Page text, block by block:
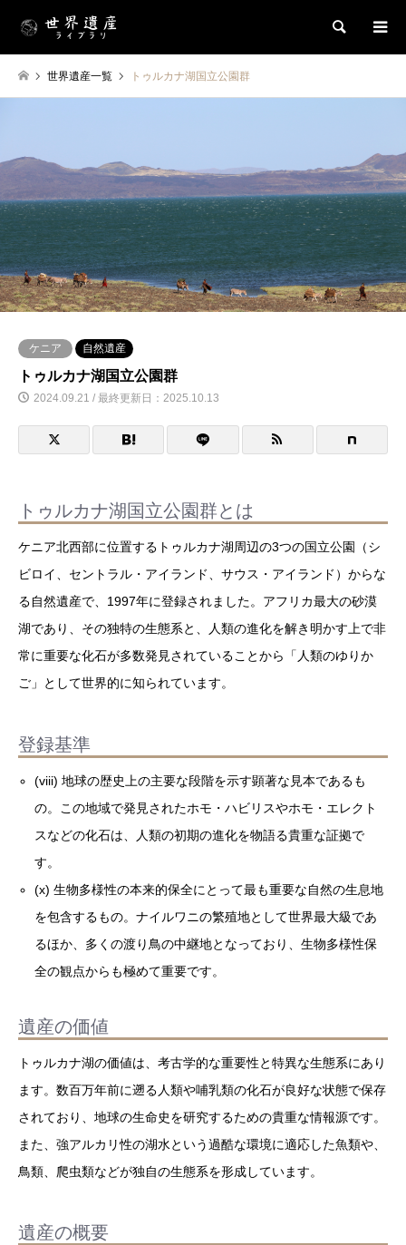
検索
世界遺産一覧 トゥルカナ湖国立公園群
ケニア 自然遺産
トゥルカナ湖国立公園群
2024.09.21 / 最終更新日：2025.10.13
トゥルカナ湖国立公園群とは
ケニア北西部に位置するトゥルカナ湖周辺の3つの国立公園（シ
ビロイ、セントラル・アイランド、サウス・アイランド）からな
る自然遺産で、1997年に登録されました。アフリカ最大の砂漠
湖であり、その独特の生態系と、人類の進化を解き明かす上で非
常に重要な化石が多数発見されていることから「人類のゆりか
ご」として世界的に知られています。
登録基準
(viii) 地球の歴史上の主要な段階を示す顕著な見本であるも
の。この地域で発見されたホモ・ハビリスやホモ・エレクト
スなどの化石は、人類の初期の進化を物語る貴重な証拠で
す。
(x) 生物多様性の本来的保全にとって最も重要な自然の生息地
を包含するもの。ナイルワニの繁殖地として世界最大級であ
るほか、多くの渡り鳥の中継地となっており、生物多様性保
全の観点からも極めて重要です。
遺産の価値
トゥルカナ湖の価値は、考古学的な重要性と特異な生態系にあり
ます。数百万年前に遡る人類や哺乳類の化石が良好な状態で保存
されており、地球の生命史を研究するための貴重な情報源です。
また、強アルカリ性の湖水という過酷な環境に適応した魚類や、
鳥類、爬虫類などが独自の生態系を形成しています。
遺産の概要